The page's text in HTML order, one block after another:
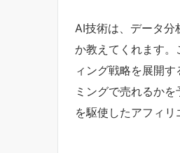
AI技術は、データ
か教えてくれます
ィング戦略を展開
ミングで売れるか
を駆使したアフィリ